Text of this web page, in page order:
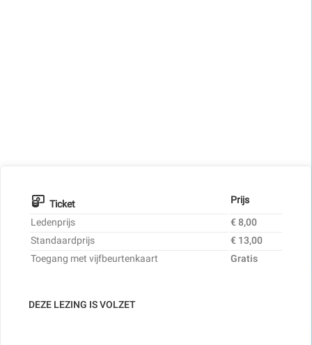
Ticket
Prijs
Ledenprijs
€ 8,00
Standaardprijs
€ 13,00
Toegang met vijfbeurtenkaart
Gratis
DEZE LEZING IS VOLZET